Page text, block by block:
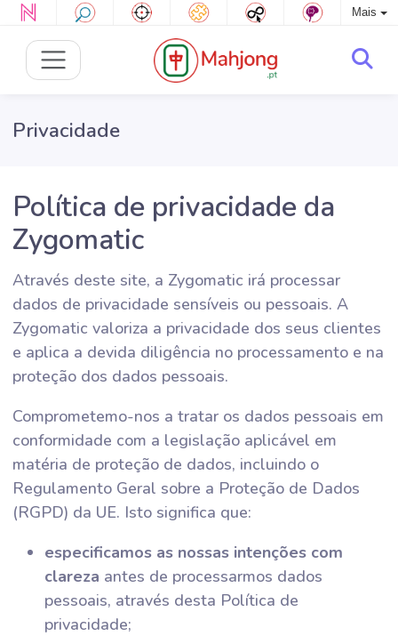
Mais
Privacidade
Política de privacidade da
Zygomatic
Através deste site, a Zygomatic irá processar
dados de privacidade sensíveis ou pessoais. A
Zygomatic valoriza a privacidade dos seus clientes
e aplica a devida diligência no processamento e na
proteção dos dados pessoais.
Comprometemo-nos a tratar os dados pessoais em
conformidade com a legislação aplicável em
matéria de proteção de dados, incluindo o
Regulamento Geral sobre a Proteção de Dados
(RGPD) da UE. Isto significa que:
especificamos as nossas intenções com
clareza antes de processarmos dados
pessoais, através desta Política de
privacidade;